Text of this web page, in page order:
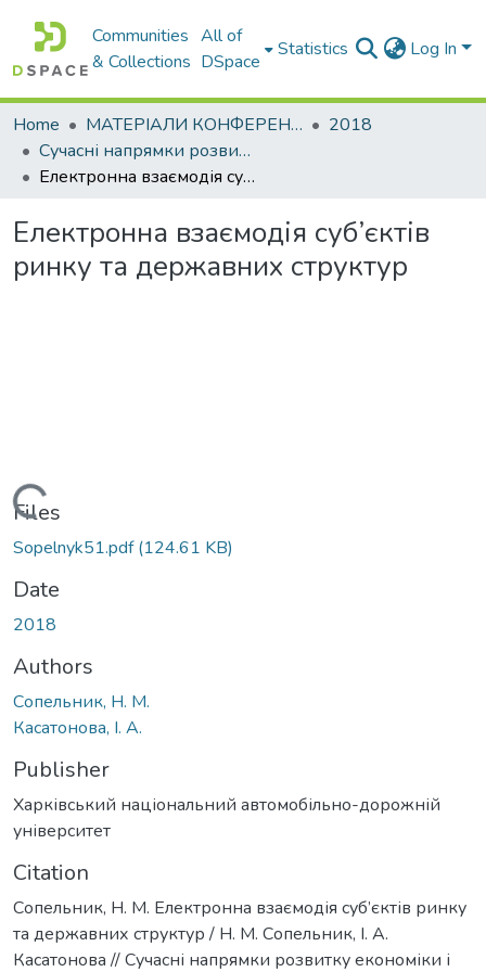
Communities
& Collections
All of
DSpace
Statistics Log In
Home МАТЕРІАЛИ КОНФЕРЕНЦІЙ
2018
Сучасні напрямки розвитку економіки і менеджменту на підприємствах України
Електронна взаємодія суб’єктів ринку та державних структур
Електронна взаємодія суб’єктів
ринку та державних структур
Loading...
Files
Sopelnyk51.pdf(124.61 KB)
Date
2018
Authors
Сопельник, Н. М.
Касатонова, І. А.
Publisher
Харківський національний автомобільно-дорожній
університет
Citation
Сопельник, Н. М. Електронна взаємодія суб’єктів ринку
та державних структур / Н. М. Сопельник, І. А.
Касатонова // Сучасні напрямки розвитку економіки і